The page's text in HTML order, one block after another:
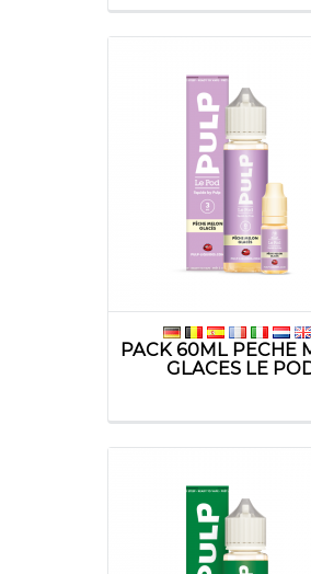
PACK 60ML PECHE
GLACES LE